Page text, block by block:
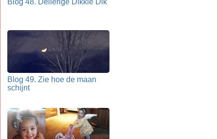
Blog 48. Dellerige Dikkie Dik
Blog 49. Zie hoe de maan
schijnt